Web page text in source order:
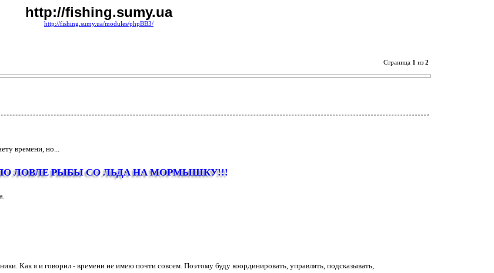
http://fishing.sumy.ua
http://fishing.sumy.ua/modules/phpBB3/
Страница 1 из 2
времени, но...
ЛОВЛЕ РЫБЫ СО ЛЬДА НА МОРМЫШКУ!!!
Как я и говорил - времени не имею почти совсем. Поэтому буду координировать, управлять, подсказывать,